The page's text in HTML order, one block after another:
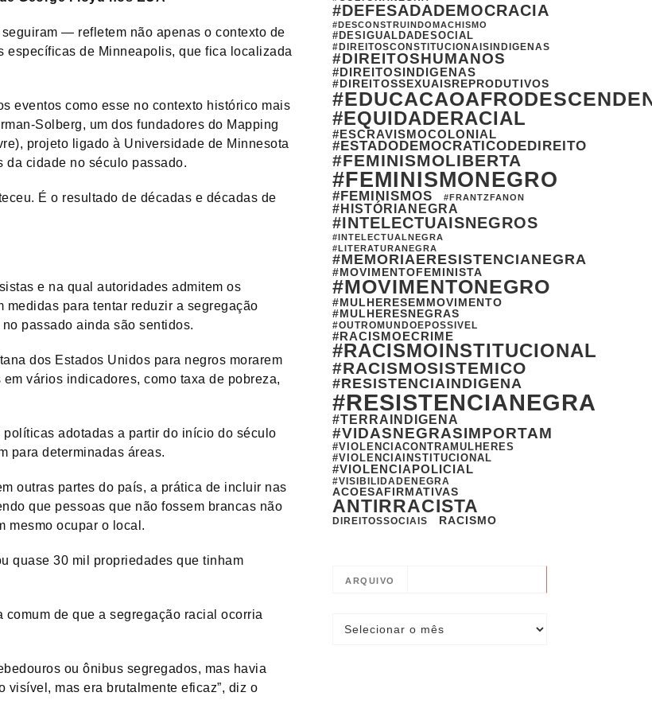
— refletem não apenas o contexto de
específicas de Minneapolis, que fica localizada
eventos como esse no contexto histórico mais
Solberg, um dos fundadores do Mapping
projeto ligado à Universidade de Minnesota
da cidade no século passado.
É o resultado de décadas e décadas de
e na qual autoridades admitem os
para tentar reduzir a segregação
passado ainda são sentidos.
dos Estados Unidos para negros morarem
vários indicadores, como taxa de pobreza,
adotadas a partir do início do século
para determinadas áreas.
outras partes do país, a prática de incluir nas
que pessoas que não fossem brancas não
mesmo ocupar o local.
quase 30 mil propriedades que tinham
de que a segregação racial ocorria
ou ônibus segregados, mas havia
mas era brutalmente eficaz”, diz o
#DEFESADADEMOCRACIA
#DESCONSTRUINDOMACHISMO
#DESIGUALDADESOCIAL
#DIREITOSCONSTITUCIONAISINDIGENAS
#DIREITOSHUMANOS
#DIREITOSINDIGENAS
#DIREITOSSEXUAISREPRODUTIVOS
#EQUIDADERACIAL
#ESCRAVISMOCOLONIAL
#ESTADODEMOCRATICODEDIREITO
#FEMINISMOLIBERTA
#FEMINISMONEGRO
#FEMINISMOS #FRANTZFANON
#HISTÓRIANEGRA
#INTELECTUAISNEGROS
#INTELECTUALNEGRA
#LITERATURANEGRA
#MEMORIAERESISTENCIANEGRA
#MOVIMENTOFEMINISTA
#MOVIMENTONEGRO
#MULHERESEMMOVIMENTO
#MULHERESNEGRAS
#OUTROMUNDOEPOSSIVEL
#RACISMOECRIME
#RACISMOINSTITUCIONAL
#RACISMOSISTEMICO
#RESISTENCIAINDIGENA
#RESISTENCIANEGRA
#TERRAINDIGENA
#VIDASNEGRASIMPORTAM
#VIOLENCIACONTRAMULHERES
#VIOLENCIAINSTITUCIONAL
#VIOLENCIAPOLICIAL
#VISIBILIDADENEGRA
ACOESAFIRMATIVAS
ANTIRRACISTA
DIREITOSSOCIAIS RACISMO
ARQUIVO